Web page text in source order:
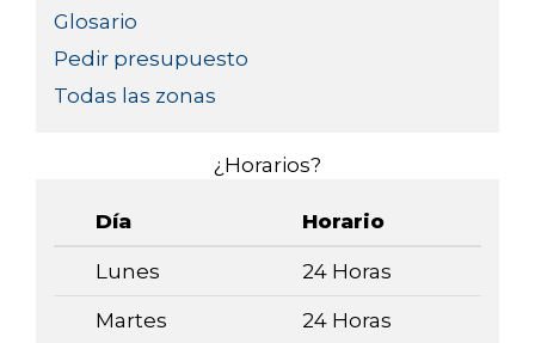
Glosario
Pedir presupuesto
Todas las zonas
¿Horarios?
Día Horario
Lunes 24 Horas
Martes 24 Horas